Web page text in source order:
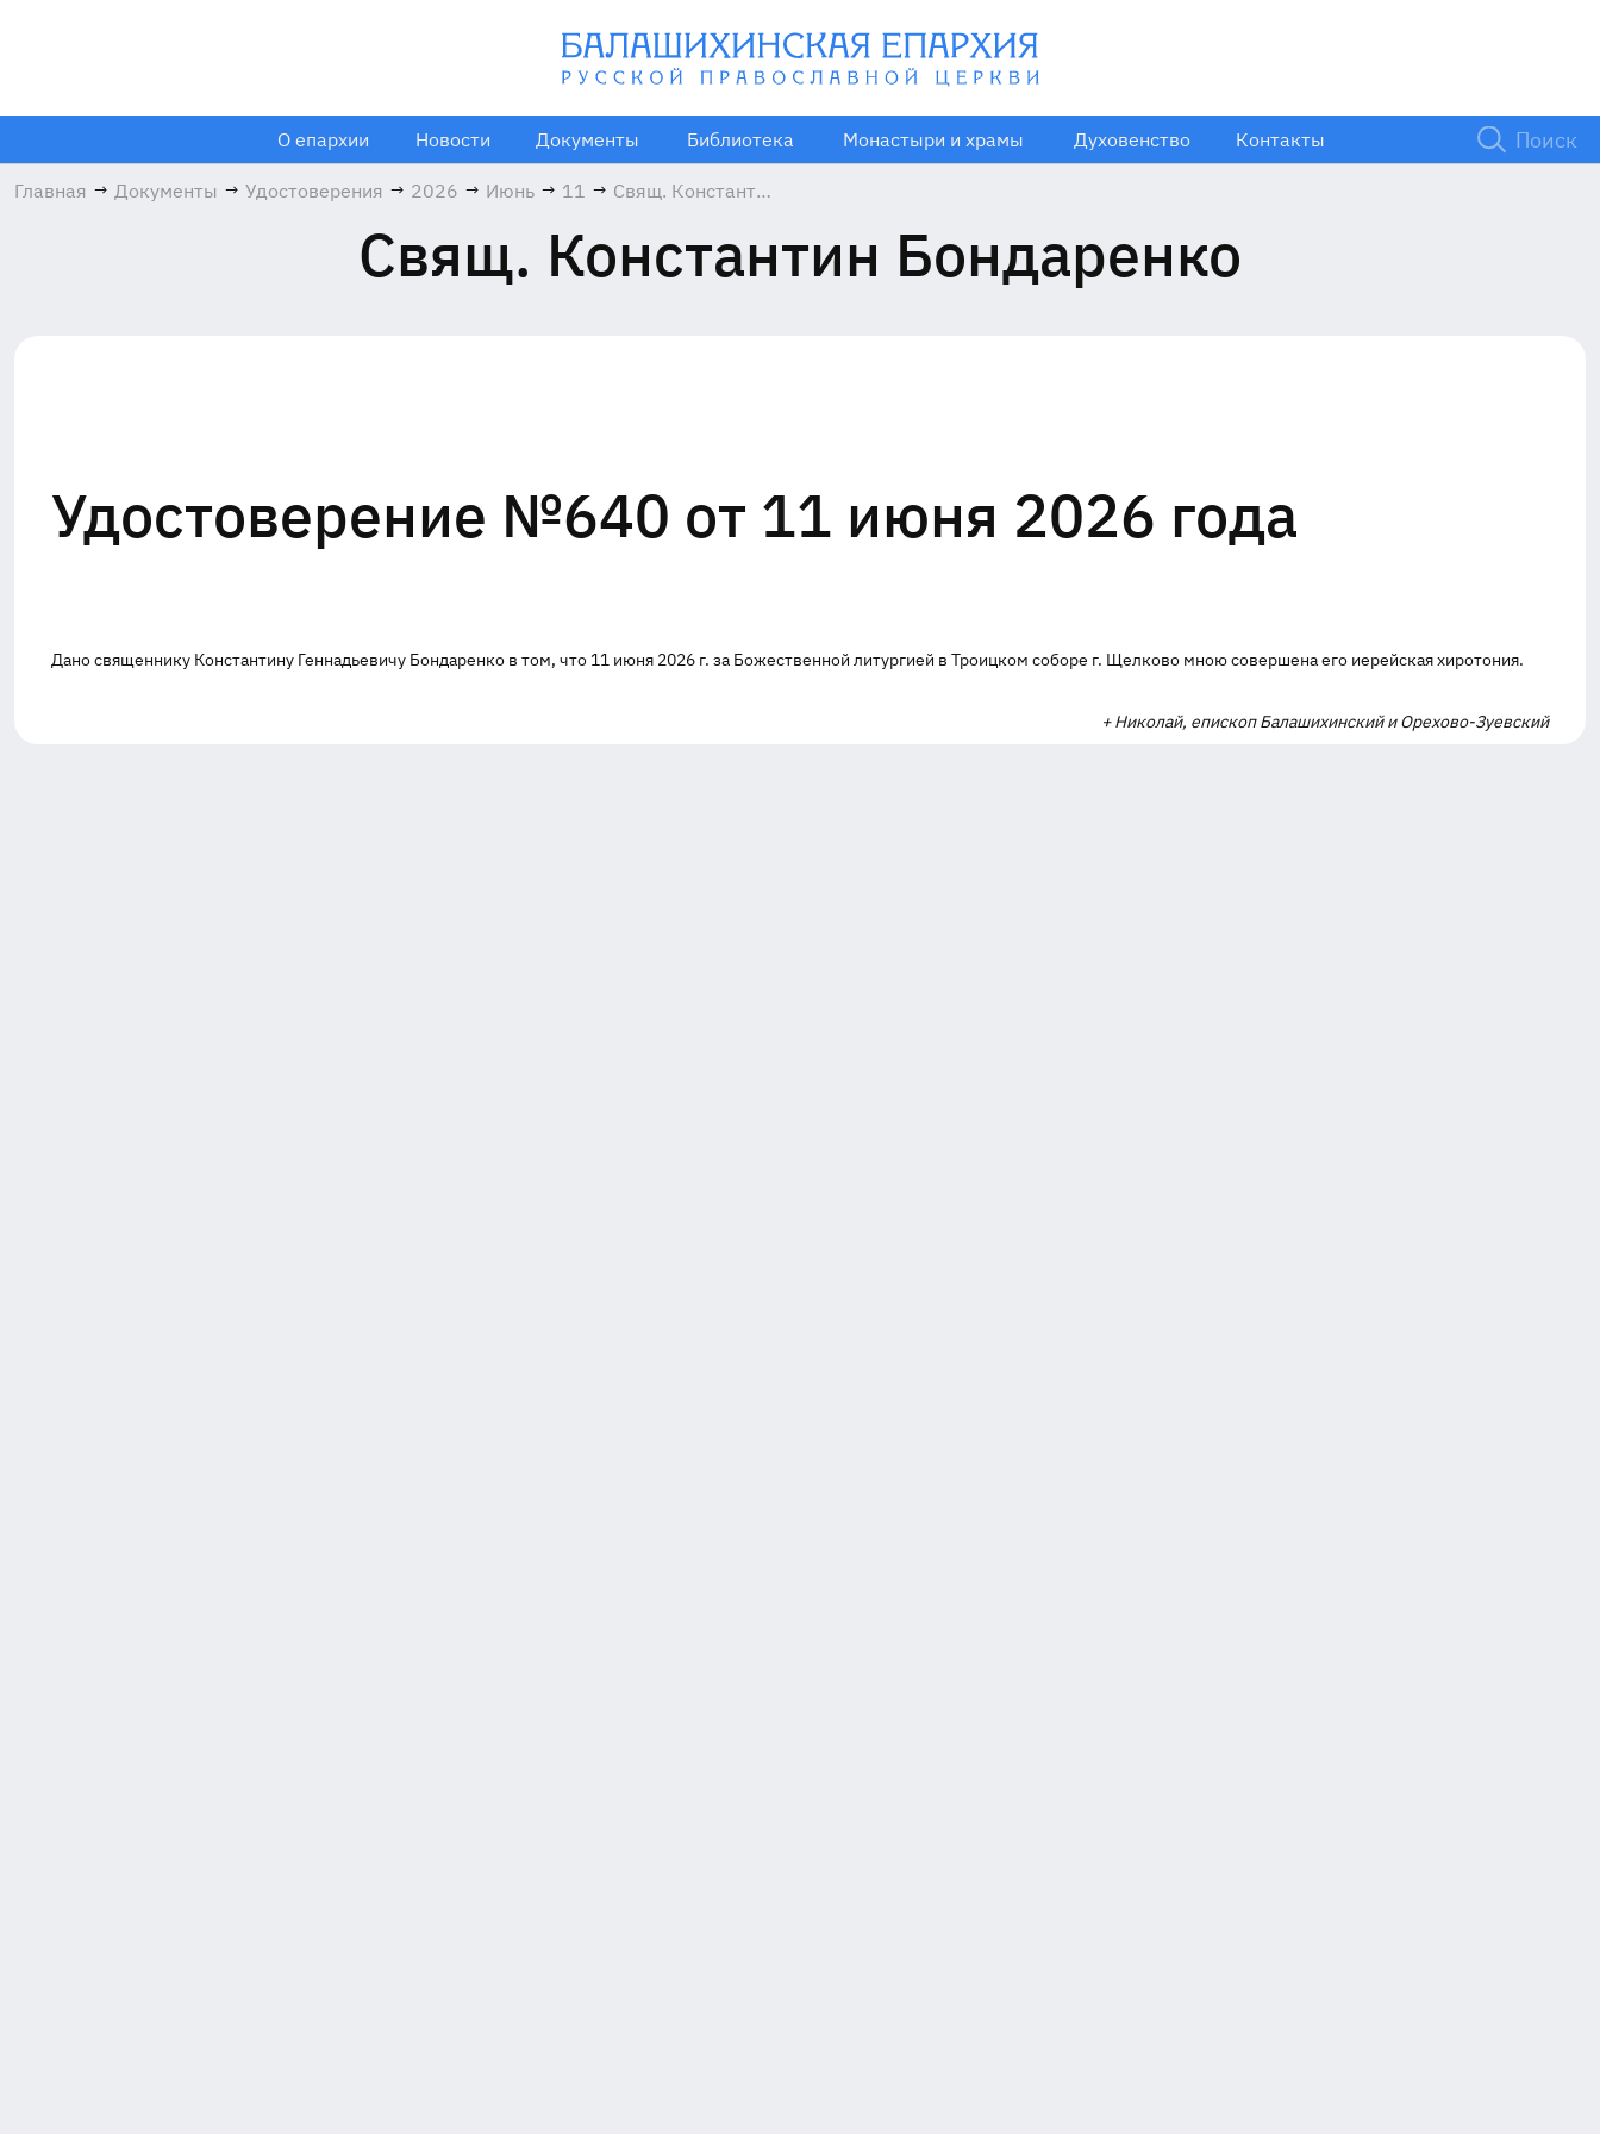
О епархии Новости Документы Библиотека Монастыри и храмы Духовенство Контакты
Главная → Документы → Удостоверения → 2026 → Июнь → 11 → Свящ. Константин
Свящ. Константин Бондаренко
Удостоверение №640 от 11 июня 2026 года
Дано священнику Константину Геннадьевичу Бондаренко в том, что 11 июня 2026 г. за Божественной литургией в Троицком соборе г. Щелково мною совершена его иерейская хиротония.
+ Николай, епископ Балашихинский и Орехово-Зуевский